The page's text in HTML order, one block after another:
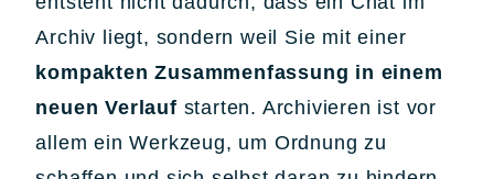
Archiv liegt, sondern weil Sie mit einer
kompakten Zusammenfassung in einem
neuen Verlauf starten. Archivieren ist vor
allem ein Werkzeug, um Ordnung zu